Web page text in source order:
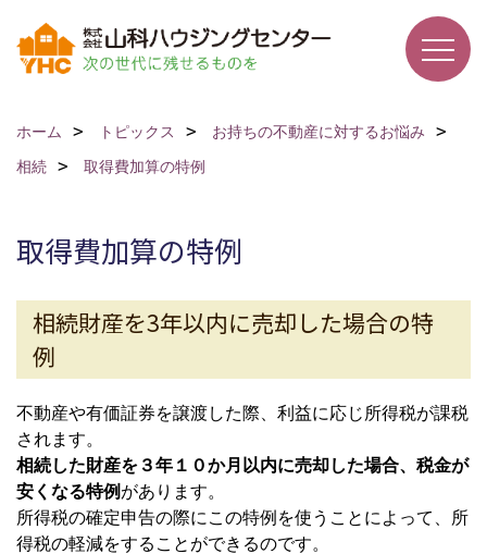
ホーム トピックス
お持ちの不動産に対するお悩み
相続
取得費加算の特例
取得費加算の特例
相続財産を3年以内に売却した場合の特
例
不動産や有価証券を譲渡した際、利益に応じ所得税が課税
されます。
相続した財産を３年１０か月以内に売却した場合、税金が
安くなる特例 があります。
所得税の確定申告の際にこの特例を使うことによって、所
得税の軽減をすることができるのです。